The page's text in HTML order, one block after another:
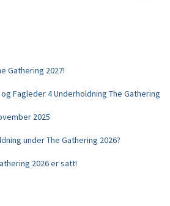
Gathering 2027!
Fagleder 4 Underholdning The Gathering
2025
under The Gathering 2026?
2026 er satt!